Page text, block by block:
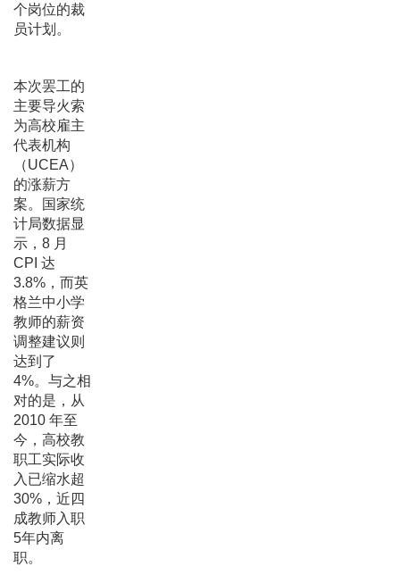
个岗位的裁
员计划。
本次罢工的
主要导火索
为高校雇主
代表机构
（UCEA）
的涨薪方
案。国家统
计局数据显
示，8 月
CPI 达
3.8%，而英
格兰中小学
教师的薪资
调整建议则
达到了
4%。与之相
对的是，从
2010 年至
今，高校教
职工实际收
入已缩水超
30%，近四
成教师入职
5年内离
职。